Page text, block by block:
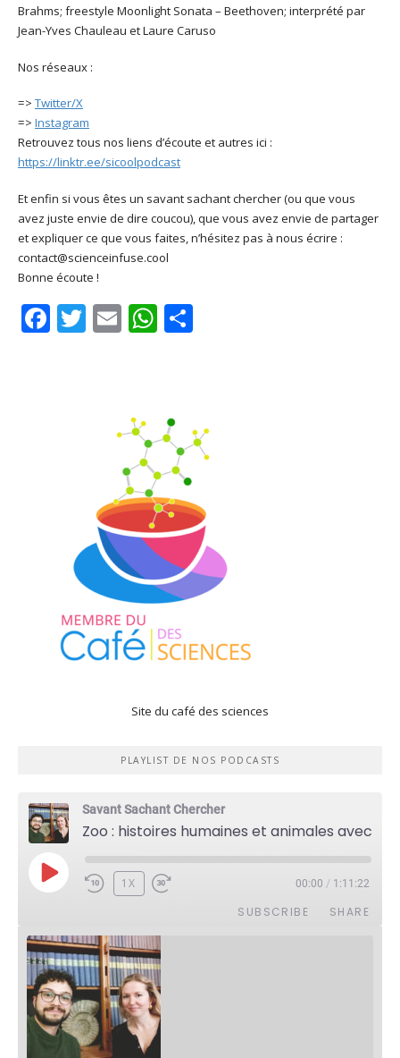
Brahms; freestyle Moonlight Sonata – Beethoven; interprété par
Jean-Yves Chauleau et Laure Caruso
Nos réseaux :
=> Twitter/X
=> Instagram
Retrouvez tous nos liens d’écoute et autres ici :
https://linktr.ee/sicoolpodcast
Et enfin si vous êtes un savant sachant chercher (ou que vous
avez juste envie de dire coucou), que vous avez envie de partager
et expliquer ce que vous faites, n’hésitez pas à nous écrire :
contact@scienceinfuse.cool
Bonne écoute !
Facebook
Twitter
EmailWhatsApp
Site du café des sciences
PLAYLIST DE NOS PODCASTS
Savant Sachant Chercher
PLAY
EPISODE
1X 00:00 / 1:11:22
SUBSCRIBE SHARE